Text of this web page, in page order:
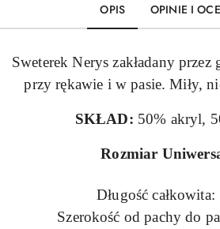
OPIS OPINIE I
Sweterek Nerys zakładany przez
przy rękawie i w pasie. Miły,
SKŁAD: 50% akryl,
Rozmiar
Długość
Szerokość od pachy do